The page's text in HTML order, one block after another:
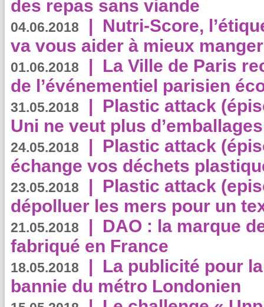
des repas sans viande
04.06.2018 | Nutri-Score,
va vous aider à mieux
01.06.2018 | La Ville de Paris
de l’événementiel parisien
31.05.2018 | Plastic attack
Uni ne veut plus
24.05.2018 | Plastic attack
échange vos déchets
23.05.2018 | Plastic attack
dépolluer les mers pour un
21.05.2018 | DAO : la marque
fabriqué en France
18.05.2018 | La publicité pour
bannie du métro Londonien